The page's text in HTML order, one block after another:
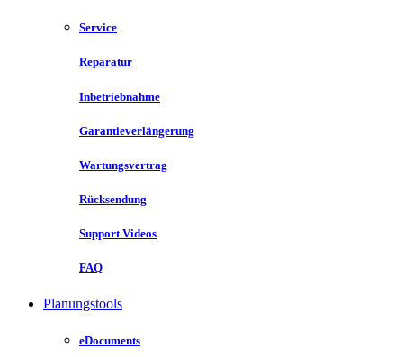
Service
Reparatur
Inbetriebnahme
Garantieverlängerung
Wartungsvertrag
Rücksendung
Support Videos
FAQ
Planungstools
eDocuments